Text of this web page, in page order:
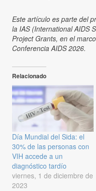
Este artículo es parte del
la IAS (International AIDS
Project Grants, en el
Conferencia AIDS 2026.
Relacionado
Día Mundial del Sida: el
30% de las personas con
VIH accede a un
diagnóstico tardío
viernes, 1 de diciembre de
2023